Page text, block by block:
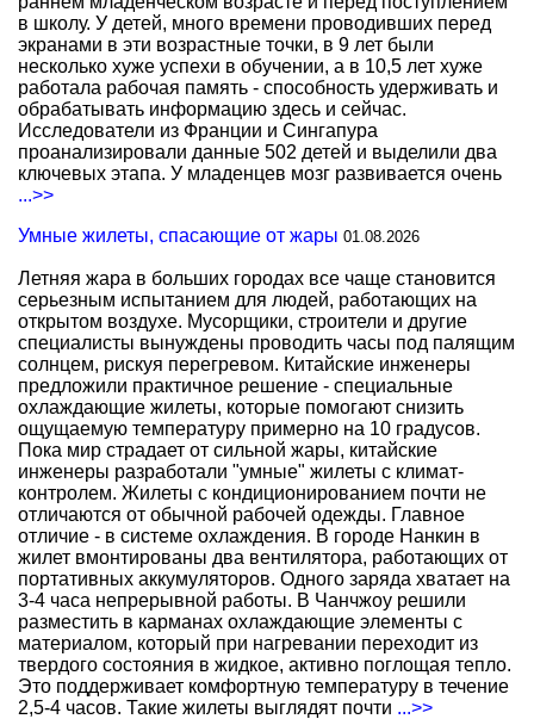
в школу. У детей, много времени проводивших перед
экранами в эти возрастные точки, в 9 лет были
несколько хуже успехи в обучении, а в 10,5 лет хуже
работала рабочая память - способность удерживать и
обрабатывать информацию здесь и сейчас.
Исследователи из Франции и Сингапура
проанализировали данные 502 детей и выделили два
ключевых этапа. У младенцев мозг развивается очень
...>>
Умные жилеты, спасающие от жары 01.08.2026
Летняя жара в больших городах все чаще становится
серьезным испытанием для людей, работающих на
открытом воздухе. Мусорщики, строители и другие
специалисты вынуждены проводить часы под палящим
солнцем, рискуя перегревом. Китайские инженеры
предложили практичное решение - специальные
охлаждающие жилеты, которые помогают снизить
ощущаемую температуру примерно на 10 градусов.
Пока мир страдает от сильной жары, китайские
инженеры разработали "умные" жилеты с климат-
контролем. Жилеты с кондиционированием почти не
отличаются от обычной рабочей одежды. Главное
отличие - в системе охлаждения. В городе Нанкин в
жилет вмонтированы два вентилятора, работающих от
портативных аккумуляторов. Одного заряда хватает на
3-4 часа непрерывной работы. В Чанчжоу решили
разместить в карманах охлаждающие элементы с
материалом, который при нагревании переходит из
твердого состояния в жидкое, активно поглощая тепло.
Это поддерживает комфортную температуру в течение
2,5-4 часов. Такие жилеты выглядят почти ...>>